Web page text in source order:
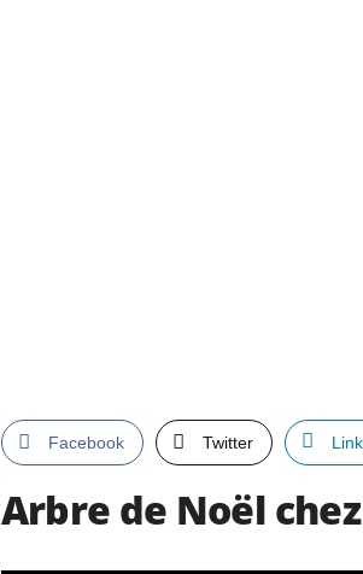
Facebook Twitter
Arbre de Noël